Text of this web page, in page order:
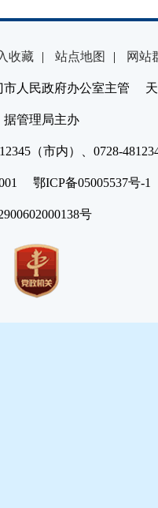
收藏 | 站点地图 | 网站
人民政府办公室主管 天
据管理局主办
（市内）、0728-
鄂ICP备05005537号
号